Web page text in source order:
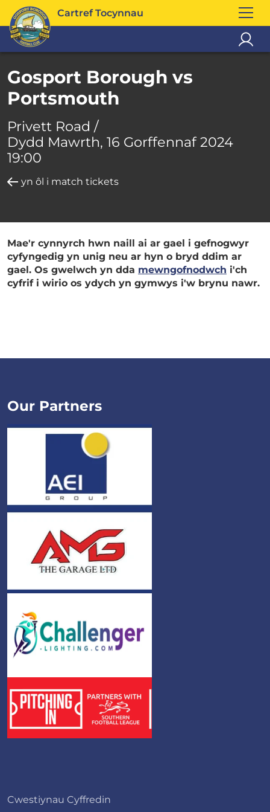
Cartref Tocynnau
Gosport Borough vs
Portsmouth
Privett Road /
Dydd Mawrth, 16 Gorffennaf 2024
19:00
yn ôl i match tickets
Mae'r cynnyrch hwn naill ai ar gael i gefnogwyr
cyfyngedig yn unig neu ar hyn o bryd ddim ar
gael. Os gwelwch yn dda mewngofnodwch i'ch
cyfrif i wirio os ydych yn gymwys i'w brynu nawr.
Cwestiynau Cyffredin
Our Partners